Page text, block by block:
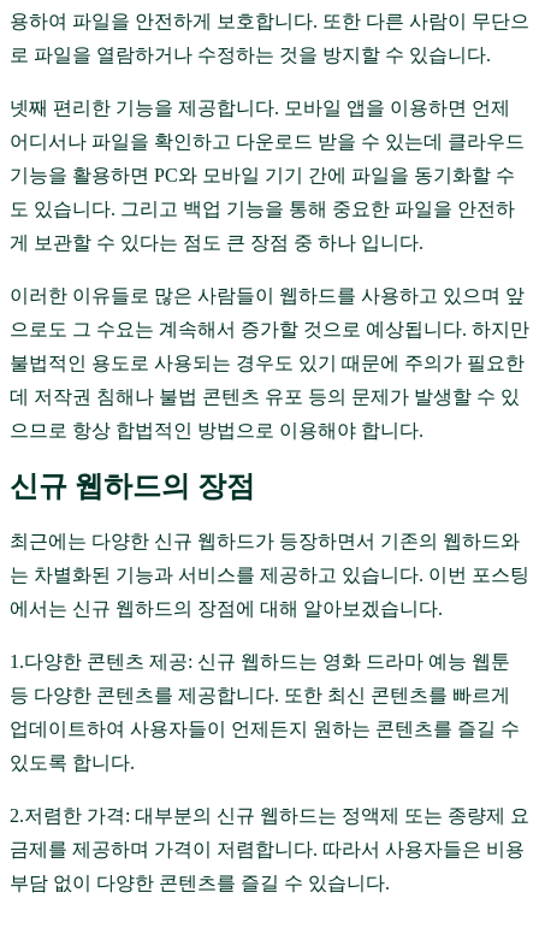
용하여 파일을 안전하게 보호합니다. 또한 다른 사람이 무단으
로 파일을 열람하거나 수정하는 것을 방지할 수 있습니다.
넷째 편리한 기능을 제공합니다. 모바일 앱을 이용하면 언제
어디서나 파일을 확인하고 다운로드 받을 수 있는데 클라우드
기능을 활용하면 PC와 모바일 기기 간에 파일을 동기화할 수
도 있습니다. 그리고 백업 기능을 통해 중요한 파일을 안전하
게 보관할 수 있다는 점도 큰 장점 중 하나 입니다.
이러한 이유들로 많은 사람들이 웹하드를 사용하고 있으며 앞
으로도 그 수요는 계속해서 증가할 것으로 예상됩니다. 하지만
불법적인 용도로 사용되는 경우도 있기 때문에 주의가 필요한
데 저작권 침해나 불법 콘텐츠 유포 등의 문제가 발생할 수 있
으므로 항상 합법적인 방법으로 이용해야 합니다.
신규 웹하드의 장점
최근에는 다양한 신규 웹하드가 등장하면서 기존의 웹하드와
는 차별화된 기능과 서비스를 제공하고 있습니다. 이번 포스팅
에서는 신규 웹하드의 장점에 대해 알아보겠습니다.
1.다양한 콘텐츠 제공: 신규 웹하드는 영화 드라마 예능 웹툰
등 다양한 콘텐츠를 제공합니다. 또한 최신 콘텐츠를 빠르게
업데이트하여 사용자들이 언제든지 원하는 콘텐츠를 즐길 수
있도록 합니다.
2.저렴한 가격: 대부분의 신규 웹하드는 정액제 또는 종량제 요
금제를 제공하며 가격이 저렴합니다. 따라서 사용자들은 비용
부담 없이 다양한 콘텐츠를 즐길 수 있습니다.